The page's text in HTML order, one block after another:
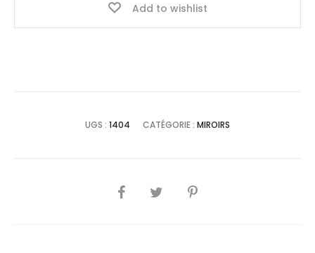
Add to wishlist
UGS : 1404 CATÉGORIE : MIROIRS
SHARE